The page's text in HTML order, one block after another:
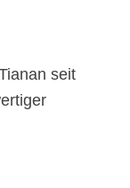
seit